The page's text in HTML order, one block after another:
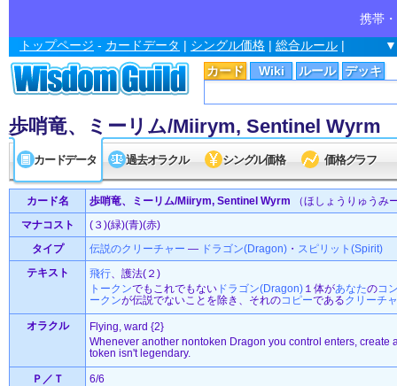
携帯
カード Wiki ルール デッキ
トップページ - カードデータ | シングル価格 | 総合ルール |
歩哨竜、ミーリム/Miirym, Sentinel Wyrm
カードデータ 過去オラクル シングル価格 価格グラフ
カード名 歩哨竜、ミーリム/Miirym, Sentinel Wyrm （ほしょうりゅうみ
マナコスト
(３)(緑)(青)(赤)
タイプ
伝説のクリーチャー — ドラゴン(Dragon) ・ スピリット(Spirit)
テキスト
飛行、護法(２)
トークンでもこれでもない ドラゴン(Dragon) １体があなたのコ
ークンが伝説でないことを除き、それのコピーであるクリーチ
オラクル
Flying, ward {2}
Whenever another nontoken Dragon you control enters, create
token isn't legendary.
Ｐ／Ｔ
6/6